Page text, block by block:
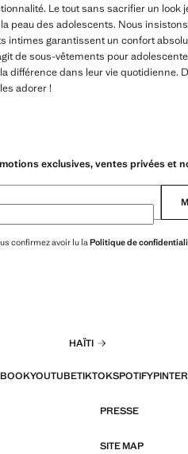
Le tout sans sacrifier un look
peau des adolescents. Nous
intimes garantissent un confort
de sous-vêtements pour
différence dans leur vie quotidienne.
adorer !
exclusives, ventes privées et
confirmez avoir lu la Politique de
HAÏTI
YOUTUBETIKTOKSPOTIFY
PRESSE
SITE MAP